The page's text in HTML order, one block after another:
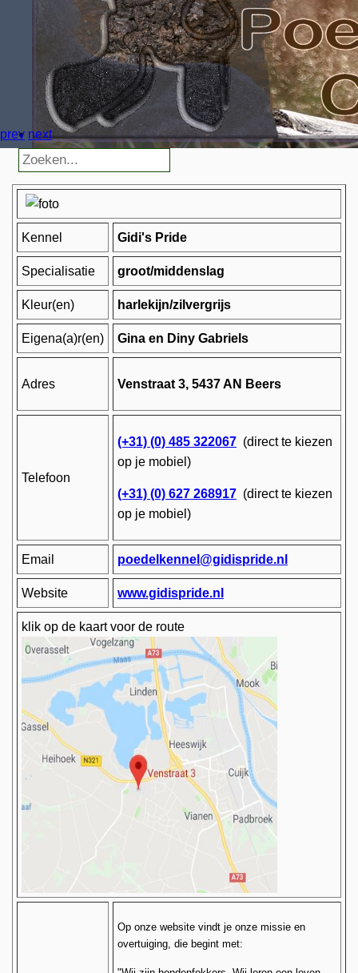
prev next
Kennel Gidi's Pride
Specialisatie groot/middenslag
Kleur(en) harlekijn/zilvergrijs
Eigena(a)r(en) Gina en Diny Gabriels
Adres Venstraat 3, 5437 AN Beers
Telefoon
(+31) (0) 485 322067 (direct te kiezen
op je mobiel)
(+31) (0) 627 268917 (direct te kiezen
op je mobiel)
Email poedelkennel@gidispride.nl
Website www.gidispride.nl
klik op de kaart voor de route
Op onze website vindt je onze missie en
overtuiging, die begint met: